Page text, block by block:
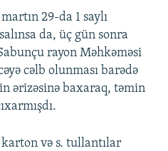
29-da 1 saylı
da, üç gün sonra
rayon Məhkəməsi
cəlb olunması barədə
ərizəsinə baxaraq, təmin
və s. tullantılar